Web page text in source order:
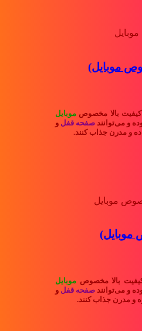
موبایل)
بالا مخصوص موبایل
و می‌توانند صفحه قفل و
و مدرن جذاب کنند.
موبایل)
بالا مخصوص موبایل
و می‌توانند صفحه قفل و
و مدرن جذاب کنند.